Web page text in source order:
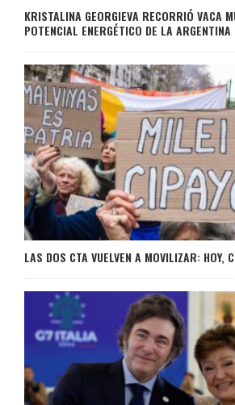
KRISTALINA GEORGIEVA RECORRIÓ VACA
POTENCIAL ENERGÉTICO DE LA ARGENTINA
LAS DOS CTA VUELVEN A MOVILIZAR: HOY,